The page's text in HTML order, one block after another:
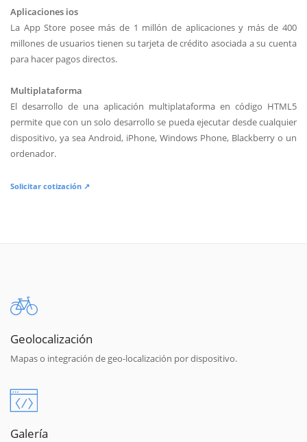
Aplicaciones ios
La App Store posee más de 1 millón de aplicaciones y más de 400
millones de usuarios tienen su tarjeta de crédito asociada a su cuenta
para hacer pagos directos.
Multiplataforma
El desarrollo de una aplicación multiplataforma en código HTML5
permite que con un solo desarrollo se pueda ejecutar desde cualquier
dispositivo, ya sea Android, iPhone, Windows Phone, Blackberry o un
ordenador.
Solicitar cotización ↗
Geolocalización
Mapas o integración de geo-localización por dispositivo.
Galería